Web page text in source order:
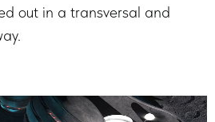
out in a transversal and